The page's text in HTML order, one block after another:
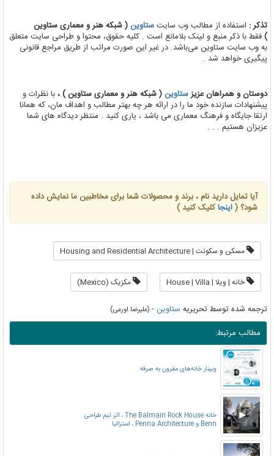
تذکر : استفاده از مطالب وب سایتستاوین( شبکه هنر و معماری ستاوین
)فقط با ذکر منبع و لینک بلامانع است . کلیه حقوق، محتوا و طراحی سایت متعلق
به وب سایت ستاوین می‌باشد. در غیر این صورت مراتب از طریق مراجع قانونی
پیگیری خواهد شد .
دوستان و همراهان عزیزستاوین( شبکه هنر و معماری ستاوین ) ، با نظرات و
پیشنهادات سازنده خود ما را در ارائه هر چه بهتر مطالب و اهداف مان، که همانا
ارتقا جایگاه و فرهنگ معماری می باشد ، یاری کنید . منتظر دیدگاه های شما
عزیزان هستیم . . .
آیا تمایل دارید نام ، برند و محصولات شما برای مخاطبین ما نمایش داده
شود؟ (اینجاکلیک کنید )
مسکن و سکونت | Housing and Residential Architecture
خانه | ویلا | House | Villa مکزیک (Mexico)
ترجمه شده توسط تحریریه ستاوین- (علیرضا اورعی)
مطالب مرتبط:
وبینار خانه‌های مقرون‌ به‌ صرفه
خانه The Balmain Rock House ، اثر تیم طراحی
Benn و Penna Architecture ، استرالیا